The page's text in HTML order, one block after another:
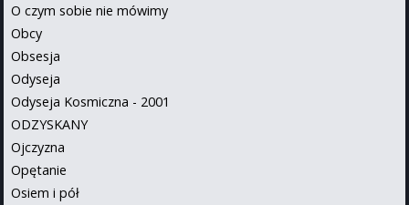
O czym sobie nie mówimy
Obcy
Obsesja
Odyseja
Odyseja Kosmiczna - 2001
ODZYSKANY
Ojczyzna
Opętanie
Osiem i pół